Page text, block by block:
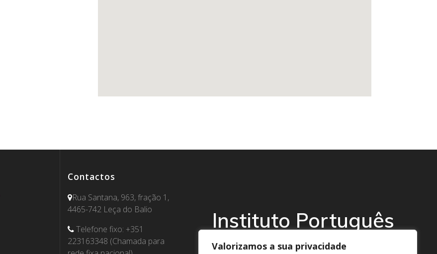
Valorizamos a sua privacidade
Contactos
Rua Santana, 963, fração 1,
4465-742 Leça do Balio
Telefone fixo: +351
223163348 (Chamada para
Instituto Português
da Afasia